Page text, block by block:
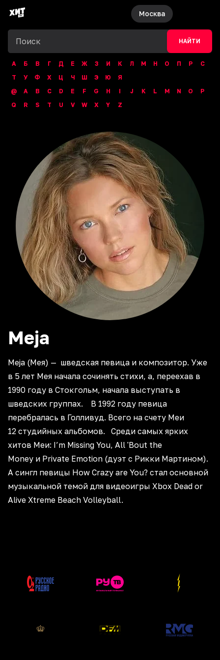
Москва
НАЙТИ
А Б В Г Д Е Ж З И К Л М Н О П Р
С
Т
У Ф Х Ц Ч Ш Э Ю
Я
@
A B C D E F G H I J K L M N O
P
Q
R S T U V W X Y Z
Meja
Meja (Мея) — шведская певица и композитор. Уже
в 5 лет Мея начала сочинять стихи, а, переехав в
1990 году в Стокгольм, начала выступать в
шведских группах. В 1992 году певица
перебралась в Голливуд. Всего на счету Меи
12 студийных альбомов. Среди самых ярких
хитов Меи: I’m Missing You, All 'Bout the
Money и Private Emotion (дуэт с Рикки Мартином).
А сингл певицы How Crazy are You? стал основной
музыкальной темой для видеоигры Xbox Dead or
Alive Xtreme Beach Volleyball.